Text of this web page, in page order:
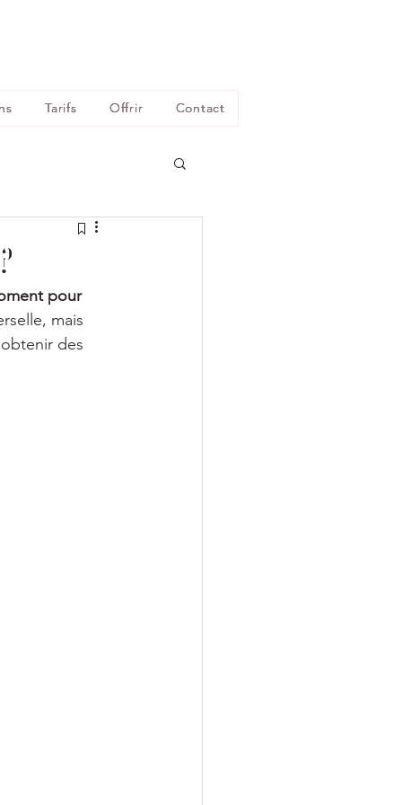
Tarifs Offrir Contact
pour
mais
des